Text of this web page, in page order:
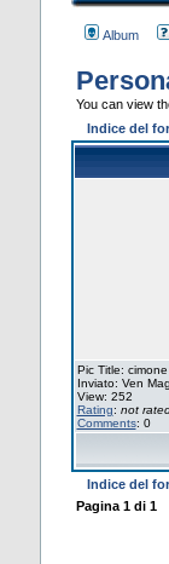
Album
You can view
Indice del
Pic Title:
Inviato: Ven
View: 252
Rating: not
Comments: 0
Indice del
Pagina 1di 1